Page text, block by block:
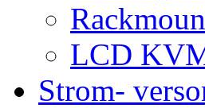
LCD
Strom-